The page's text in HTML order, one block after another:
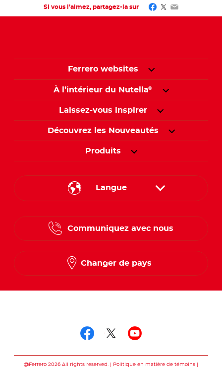
Si vous l’aimez, partagez-la sur Facebook
Twitter
Email
Ferrero websites
À l’intérieur du Nutella®
Laissez-vous inspirer
Découvrez les Nouveautés
Produits
Langue
Communiquez avec nous
Changer de pays
@Ferrero 2026 All rights reserved.
Politique en matière de témoins